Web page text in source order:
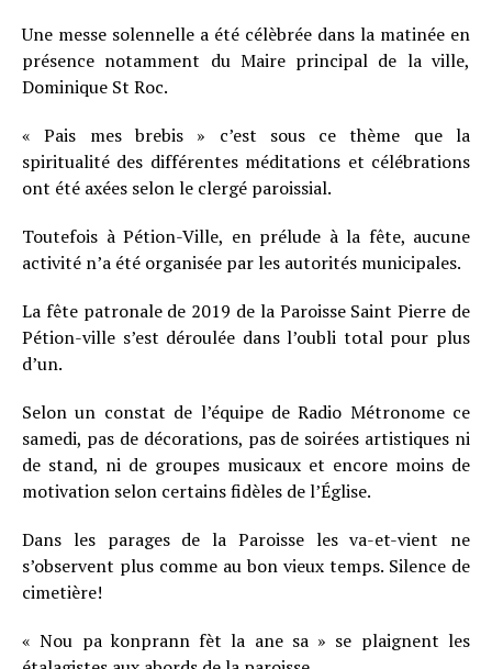
Une messe solennelle a été célèbrée dans la matinée en
présence notamment du Maire principal de la ville,
Dominique St Roc.
« Pais mes brebis » c’est sous ce thème que la
spiritualité des différentes méditations et célébrations
ont été axées selon le clergé paroissial.
Toutefois à Pétion-Ville, en prélude à la fête, aucune
activité n’a été organisée par les autorités municipales.
La fête patronale de 2019 de la Paroisse Saint Pierre de
Pétion-ville s’est déroulée dans l’oubli total pour plus
d’un.
Selon un constat de l’équipe de Radio Métronome ce
samedi, pas de décorations, pas de soirées artistiques ni
de stand, ni de groupes musicaux et encore moins de
motivation selon certains fidèles de l’Église.
Dans les parages de la Paroisse les va-et-vient ne
s’observent plus comme au bon vieux temps. Silence de
cimetière!
« Nou pa konprann fèt la ane sa » se plaignent les